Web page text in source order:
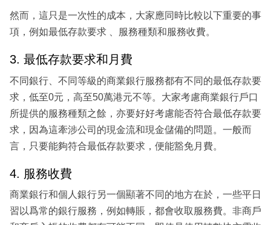
然而，這只是一次性的成本，大家應同時比較以下重要的事
項，例如最低存款要求 、服務種類和服務收費。
3. 最低存款要求和月費
不同銀行、不同等級的商業銀行服務都有不同的最低存款要
求，低至0元，高至50萬港元不等。大家考慮商業銀行戶口
所提供的服務種類之餘，亦要好好考慮能否符合最低存款要
求，因為這牽涉公司的現金流和現金儲備的問題。一般而
言，只要能夠符合最低存款要求，便能豁免月費。
4. 服務收費
商業銀行和個人銀行另一個顯著不同的地方在於，一些平日
習以爲常的銀行服務，例如轉賬，都會收取服務費。非商戶